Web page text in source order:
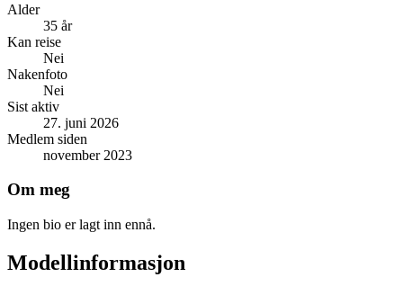
Alder
35 år
Kan reise
Nei
Nakenfoto
Nei
Sist aktiv
27. juni 2026
Medlem siden
november 2023
Om meg
Ingen bio er lagt inn ennå.
Modellinformasjon